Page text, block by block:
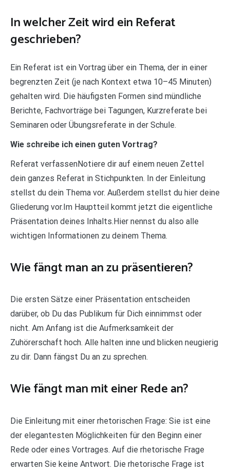
In welcher Zeit wird ein Referat
geschrieben?
Ein Referat ist ein Vortrag über ein Thema, der in einer
begrenzten Zeit (je nach Kontext etwa 10–45 Minuten)
gehalten wird. Die häufigsten Formen sind mündliche
Berichte, Fachvorträge bei Tagungen, Kurzreferate bei
Seminaren oder Übungsreferate in der Schule.
Wie schreibe ich einen guten Vortrag?
Referat verfassenNotiere dir auf einem neuen Zettel
dein ganzes Referat in Stichpunkten. In der Einleitung
stellst du dein Thema vor. Außerdem stellst du hier deine
Gliederung vor.Im Hauptteil kommt jetzt die eigentliche
Präsentation deines Inhalts.Hier nennst du also alle
wichtigen Informationen zu deinem Thema.
Wie fängt man an zu präsentieren?
Die ersten Sätze einer Präsentation entscheiden
darüber, ob Du das Publikum für Dich einnimmst oder
nicht. Am Anfang ist die Aufmerksamkeit der
Zuhörerschaft hoch. Alle halten inne und blicken neugierig
zu dir. Dann fängst Du an zu sprechen.
Wie fängt man mit einer Rede an?
Die Einleitung mit einer rhetorischen Frage: Sie ist eine
der elegantesten Möglichkeiten für den Beginn einer
Rede oder eines Vortrages. Auf die rhetorische Frage
erwarten Sie keine Antwort. Die rhetorische Frage ist